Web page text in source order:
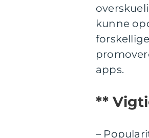
kunne
apps.
**
–